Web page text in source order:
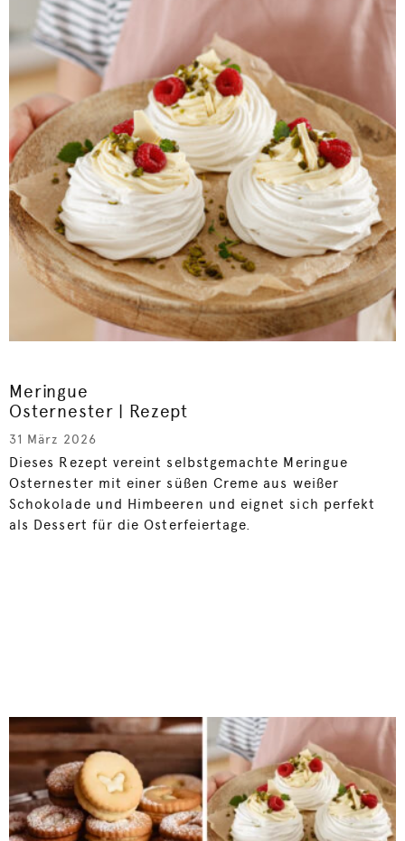
Meringue
Osternester | Rezept
31 März 2026
Dieses Rezept vereint selbstgemachte Meringue
Osternester mit einer süßen Creme aus weißer
Schokolade und Himbeeren und eignet sich perfekt
als Dessert für die Osterfeiertage.